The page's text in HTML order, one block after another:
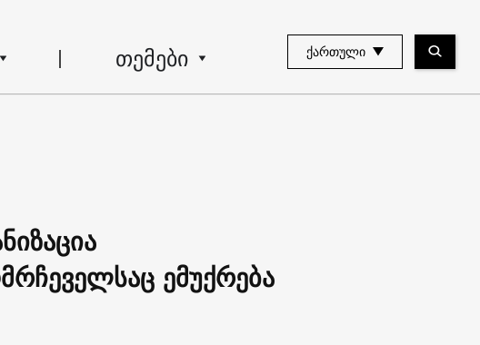
თემები ᲥᲐᲠᲗᲣᲚᲘ
ემუქრება